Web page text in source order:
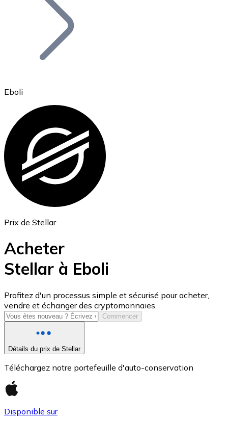
Ethereum
ETH
USD Coin
USDC
Eboli
Prix de Stellar
Acheter
Stellar à Eboli
Profitez d'un processus simple et sécurisé pour acheter,
vendre et échanger des cryptomonnaies.
Commencer
Détails du prix de Stellar
Téléchargez notre portefeuille d'auto-conservation
Disponible sur